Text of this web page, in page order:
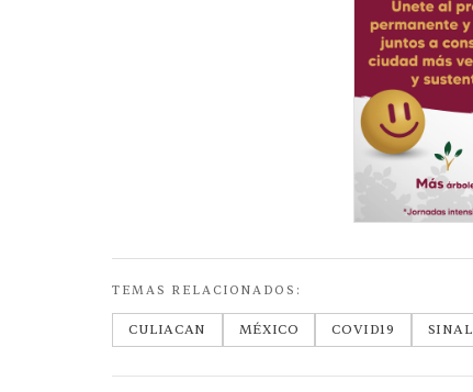
TEMAS RELACIONADOS:
CULIACAN MÉXICO COVID19